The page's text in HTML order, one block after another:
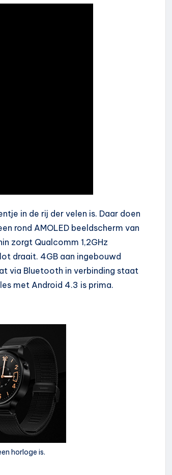
in de rij der velen is. Daar doen
rond AMOLED beeldscherm van
zorgt Qualcomm 1,2GHz
draait. 4GB aan ingebouwd
via Bluetooth in verbinding staat
met Android 4.3 is prima.
horloge is.